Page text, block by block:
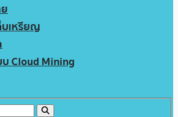
บเหรียญ
Cloud Mining